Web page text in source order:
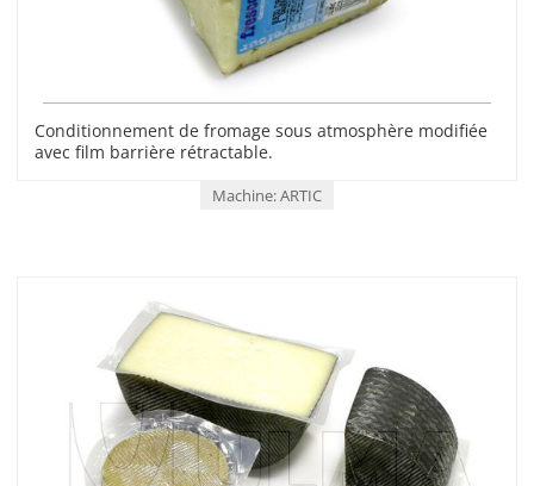
Conditionnement de fromage sous atmosphère modifiée
avec film barrière rétractable.
Machine: ARTIC